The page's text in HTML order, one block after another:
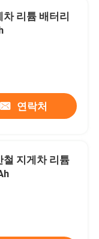
리튬 배터리
연락처
철 지게차 리튬